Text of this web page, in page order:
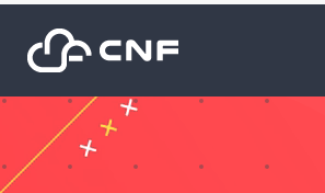
content
HOME